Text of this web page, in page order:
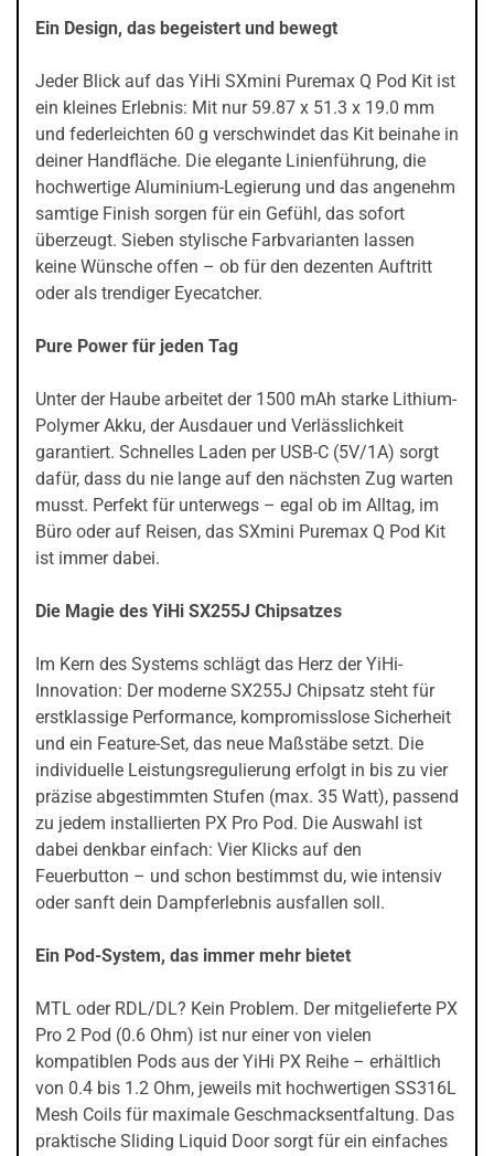
Ein Design, das begeistert und bewegt
Jeder Blick auf das YiHi SXmini Puremax Q Pod Kit ist
ein kleines Erlebnis: Mit nur 59.87 x 51.3 x 19.0 mm
und federleichten 60 g verschwindet das Kit beinahe in
deiner Handfläche. Die elegante Linienführung, die
hochwertige Aluminium-Legierung und das angenehm
samtige Finish sorgen für ein Gefühl, das sofort
überzeugt. Sieben stylische Farbvarianten lassen
keine Wünsche offen – ob für den dezenten Auftritt
oder als trendiger Eyecatcher.
Pure Power für jeden Tag
Unter der Haube arbeitet der 1500 mAh starke Lithium-
Polymer Akku, der Ausdauer und Verlässlichkeit
garantiert. Schnelles Laden per USB-C (5V/1A) sorgt
dafür, dass du nie lange auf den nächsten Zug warten
musst. Perfekt für unterwegs – egal ob im Alltag, im
Büro oder auf Reisen, das SXmini Puremax Q Pod Kit
ist immer dabei.
Die Magie des YiHi SX255J Chipsatzes
Im Kern des Systems schlägt das Herz der YiHi-
Innovation: Der moderne SX255J Chipsatz steht für
erstklassige Performance, kompromisslose Sicherheit
und ein Feature-Set, das neue Maßstäbe setzt. Die
individuelle Leistungsregulierung erfolgt in bis zu vier
präzise abgestimmten Stufen (max. 35 Watt), passend
zu jedem installierten PX Pro Pod. Die Auswahl ist
dabei denkbar einfach: Vier Klicks auf den
Feuerbutton – und schon bestimmst du, wie intensiv
oder sanft dein Dampferlebnis ausfallen soll.
Ein Pod-System, das immer mehr bietet
MTL oder RDL/DL? Kein Problem. Der mitgelieferte PX
Pro 2 Pod (0.6 Ohm) ist nur einer von vielen
kompatiblen Pods aus der YiHi PX Reihe – erhältlich
von 0.4 bis 1.2 Ohm, jeweils mit hochwertigen SS316L
Mesh Coils für maximale Geschmacksentfaltung. Das
praktische Sliding Liquid Door sorgt für ein einfaches